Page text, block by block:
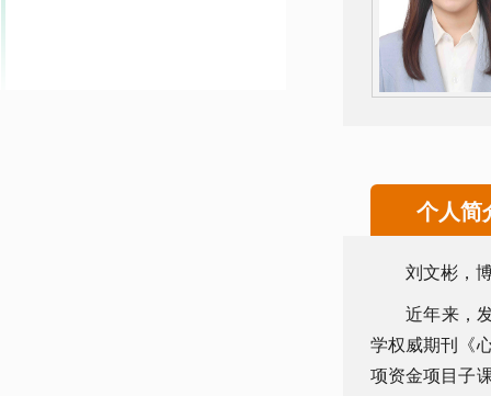
个人简
刘文彬，
近年来，
学权威期刊《
项资金项目子